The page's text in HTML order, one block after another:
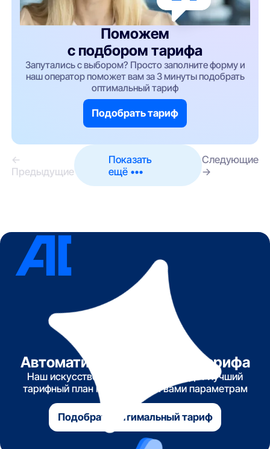
Поможем
с подбором тарифа
Запутались с выбором? Просто заполните форму и
наш оператор поможет вам за 3 минуты подобрать
оптимальный тариф
Подобрать тариф
←
Предыдущие
Показать
ещё •••
Следующие
→
Автоматический подбор тарифа
Наш искусственный интеллект найдет лучший
тарифный план по указанным вами параметрам
Подобрать оптимальный тариф